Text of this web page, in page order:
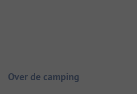
Over de camping